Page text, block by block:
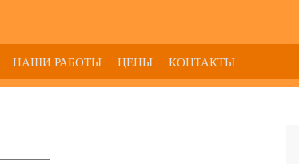
НАШИ РАБОТЫ ЦЕНЫ КОНТАКТЫ